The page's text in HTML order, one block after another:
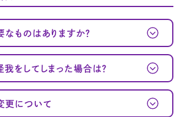
なものはありますか？
をしてしまった場合は？
更について